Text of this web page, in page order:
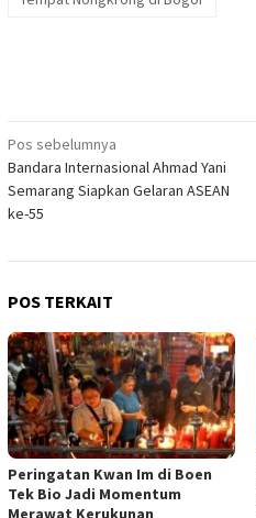
Navigasi
pos
Pos sebelumnya
Bandara Internasional Ahmad Yani
Semarang Siapkan Gelaran ASEAN
ke-55
POS TERKAIT
Peringatan Kwan Im di Boen
Tek Bio Jadi Momentum